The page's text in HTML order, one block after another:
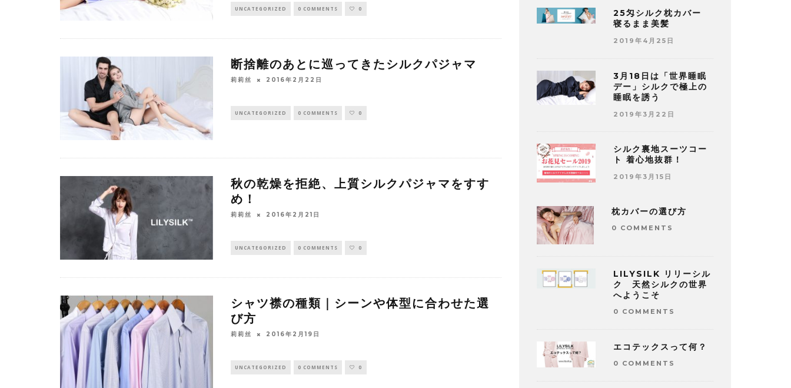
UNCATEGORIZED 0 COMMENTS 0
断捨離のあとに巡ってきたシルクパジャマ
莉莉丝 2016年2月22日
UNCATEGORIZED 0 COMMENTS 0
秋の乾燥を拒絶、上質シルクパジャマをすす
め！
莉莉丝 2016年2月21日
UNCATEGORIZED 0 COMMENTS 0
シャツ襟の種類｜シーンや体型に合わせた選
び方
莉莉丝 2016年2月19日
UNCATEGORIZED 0 COMMENTS 0
25匁シルク枕カバー
寝るまま美髪
2019年4月25日
3月18日は「世界睡眠
デー」シルクで極上の
睡眠を誘う
2019年3月22日
シルク裏地スーツコー
ト 着心地抜群！
2019年3月15日
枕カバーの選び方
0 COMMENTS
LILYSILK リリーシル
ク 天然シルクの世界
へようこそ
0 COMMENTS
エコテックスって何？
0 COMMENTS